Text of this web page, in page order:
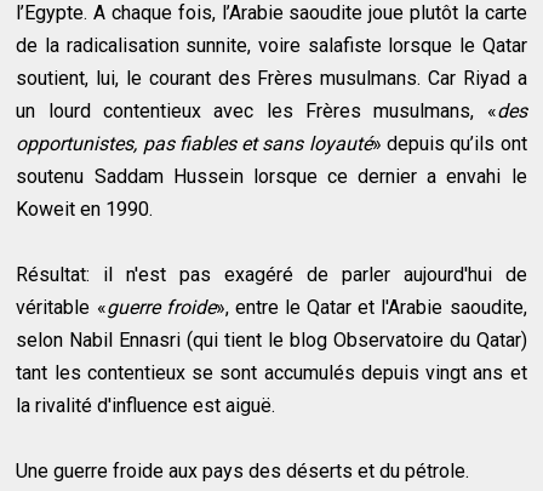
l’Egypte. A chaque fois, l’Arabie saoudite joue plutôt la carte
de la radicalisation sunnite, voire salafiste lorsque le Qatar
soutient, lui, le courant des Frères musulmans. Car Riyad a
un lourd contentieux avec les Frères musulmans, «des
opportunistes, pas fiables et sans loyauté» depuis qu’ils ont
soutenu Saddam Hussein lorsque ce dernier a envahi le
Koweit en 1990.
Résultat: il n'est pas exagéré de parler aujourd'hui de
véritable «guerre froide», entre le Qatar et l'Arabie saoudite,
selon Nabil Ennasri (qui tient le blog Observatoire du Qatar)
tant les contentieux se sont accumulés depuis vingt ans et
la rivalité d'influence est aiguë.
Une guerre froide aux pays des déserts et du pétrole.